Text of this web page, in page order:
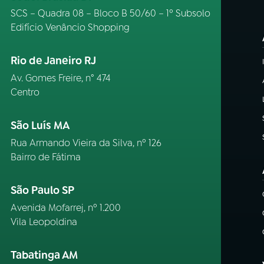
SCS – Quadra 08 – Bloco B 50/60 – 1º Subsolo
Edifício Venâncio Shopping
Rio de Janeiro RJ
Av. Gomes Freire, n° 474
Centro
São Luís MA
Rua Armando Vieira da Silva, nº 126
Bairro de Fátima
São Paulo SP
Avenida Mofarrej, nº 1.200
Vila Leopoldina
Tabatinga AM